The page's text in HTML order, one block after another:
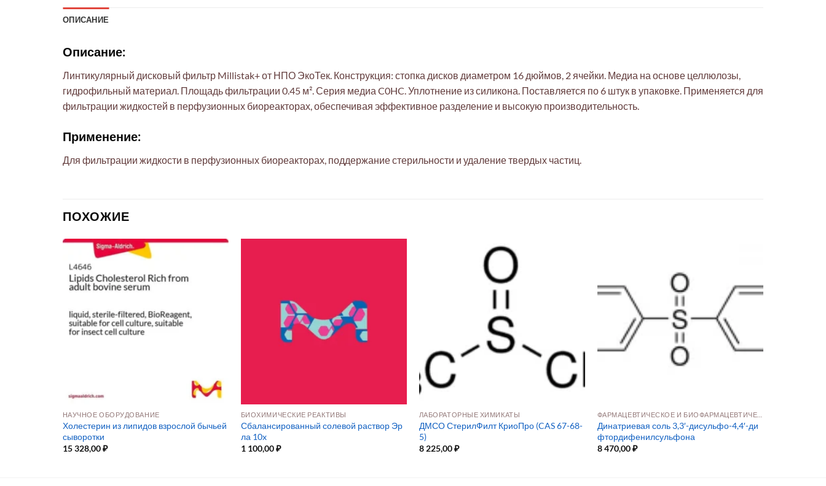
ОПИСАНИЕ
Описание:
Линтикулярный дисковый фильтр Millistak+ от НПО ЭкоТек. Конструкция: стопка дисков диаметром 16 дюймов, 2 ячейки. Медиа на основе целлюлозы,
гидрофильный материал. Площадь фильтрации 0.45 м². Серия медиа C0HC. Уплотнение из силикона. Поставляется по 6 штук в упаковке. Применяется для
фильтрации жидкостей в перфузионных биореакторах, обеспечивая эффективное разделение и высокую производительность.
Применение:
Для фильтрации жидкости в перфузионных биореакторах, поддержание стерильности и удаление твердых частиц.
ПОХОЖИЕ
НАУЧНОЕ ОБОРУДОВАНИЕ
Холестерин из липидов взрослой бычьей
сыворотки
15 328,00₽
БИОХИМИЧЕСКИЕ РЕАКТИВЫ
Сбалансированный солевой раствор Эр
ла 10x
1 100,00₽
ЛАБОРАТОРНЫЕ ХИМИКАТЫ
ДМСО СтерилФилт КриоПро (CAS 67-68-
5)
8 225,00₽
Динатриевая соль 3,3′-дисульфо-4,4′-ди
фтордифенилсульфона
8 470,00₽